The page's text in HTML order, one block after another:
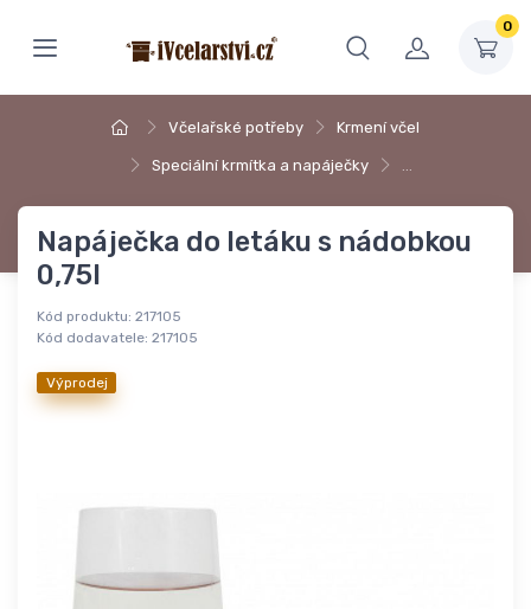
0
Včelařské potřeby Krmení včel
Speciální krmítka a napáječky …
Napáječka do letáku s nádobkou
0,75l
Kód produktu: 217105
Kód dodavatele: 217105
Výprodej